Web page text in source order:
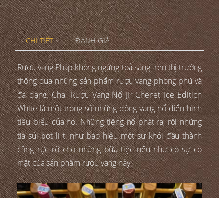
CHI TIẾT ĐÁNH GIÁ
Rượu vang Pháp không ngừng toả sáng trên thị trường
thông qua những sản phẩm rượu vang phong phú và
đa dạng. Chai Rượu Vang Nổ JP Chenet Ice Edition
White là một trong số những dòng vang nổ điển hình
tiêu biểu của họ. Những tiếng nổ phát ra, rồi những
tia sủi bọt li ti như báo hiệu một sự khởi đầu thành
công rực rỡ cho những bữa tiệc nếu như có sự có
mặt của sản phẩm rượu vang này.